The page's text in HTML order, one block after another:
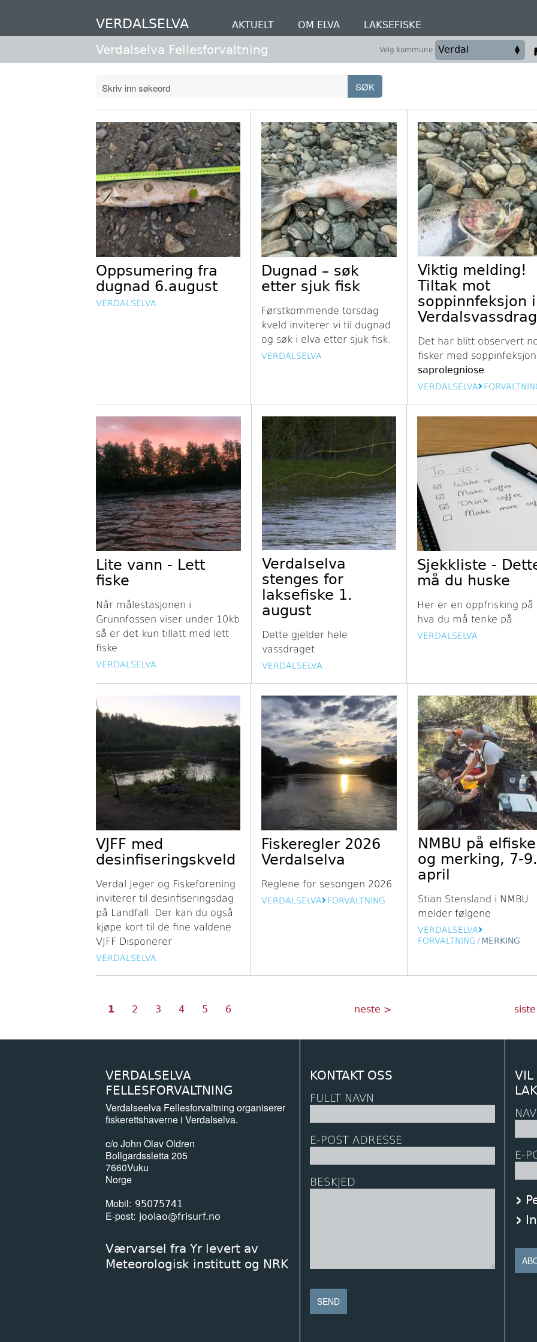
hovedinnhold
VERDALSELVA AKTUELT OM ELVA LAKSEFISKE
Verdalselva Fellesforvaltning Velg kommune
Oppsumering fra
dugnad 6.august
VERDALSELVA
Dugnad – søk
etter sjuk fisk
Førstkommende torsdag
kveld inviterer vi til dugnad
og søk i elva etter sjuk fisk.
VERDALSELVA
Viktig melding!
Tiltak mot
soppinnfeksjon i
Det har blitt observert
fisker med
saprolegniose
VERDALSELVA
Lite vann - Lett
fiske
Når målestasjonen i
Grunnfossen viser under 10kb
så er det kun tillatt med lett
fiske
VERDALSELVA
Verdalselva
stenges for
laksefiske 1.
august
Dette gjelder hele
vassdraget
VERDALSELVA
Sjekkliste -
må du huske
Her er en oppfrisking på
hva du må tenke på.
VERDALSELVA
VJFF med
desinfiseringskveld
Verdal Jeger og Fiskeforening
inviterer til desinfiseringsdag
på Landfall. Der kan du også
kjøpe kort til de fine valdene
VJFF Disponerer
VERDALSELVA
Fiskeregler 2026
Verdalselva
Reglene for sesongen 2026
VERDALSELVA FORVALTNING
NMBU på elfiske
og merking, 7-9.
april
Stian Stensland i NMBU
melder følgene
VERDALSELVA
FORVALTNING /MERKING
Sider
Nåværende
1 Side
2 Side
3 Side
4 Side
5 Side
6
Neste
neste >
Siste
VERDALSELVA
FELLESFORVALTNING
Verdalseelva Fellesforvaltning organiserer
fiskerettshaverne i Verdalselva.
c/o John Olav Oldren
Bollgardssletta 205
7660Vuku
Norge
Mobil
95075741
E-post joolao@frisurf.no
Værvarsel fra Yr levert av
Meteorologisk institutt og NRK
KONTAKT OSS
FULLT NAVN
E-POST ADRESSE
BESKJED
VIL
E-